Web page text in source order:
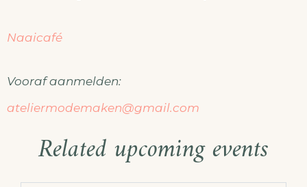
Naaicafé
Vooraf aanmelden:
ateliermodemaken@gmail.com
Related upcoming events